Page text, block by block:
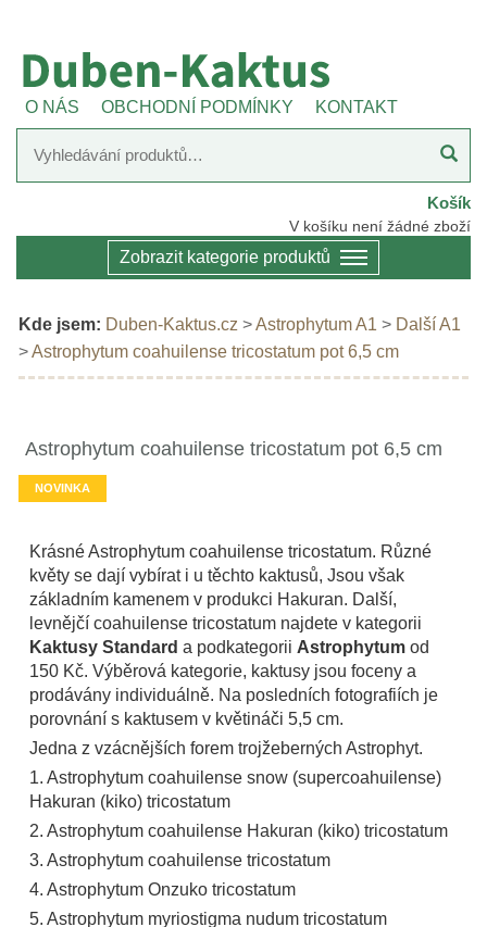
O NÁS OBCHODNÍ PODMÍNKY KONTAKT
Košík
V košíku není žádné zboží
Zobrazit kategorie produktů
Kde jsem: Duben-Kaktus.cz >Astrophytum A1 > Další A1
>Astrophytum coahuilense tricostatum pot 6,5 cm
Astrophytum coahuilense tricostatum pot 6,5 cm
NOVINKA
Krásné Astrophytum coahuilense tricostatum. Různé
květy se dají vybírat i u těchto kaktusů, Jsou však
základním kamenem v produkci Hakuran. Další,
levnějčí coahuilense tricostatum najdete v kategorii
Kaktusy Standard a podkategorii Astrophytum od
150 Kč. Výběrová kategorie, kaktusy jsou foceny a
prodávány individuálně. Na posledních fotografiích je
porovnání s kaktusem v květináči 5,5 cm.
Jedna z vzácnějších forem trojžeberných Astrophyt.
1. Astrophytum coahuilense snow (supercoahuilense)
Hakuran (kiko) tricostatum
2. Astrophytum coahuilense Hakuran (kiko) tricostatum
3. Astrophytum coahuilense tricostatum
4. Astrophytum Onzuko tricostatum
5. Astrophytum myriostigma nudum tricostatum